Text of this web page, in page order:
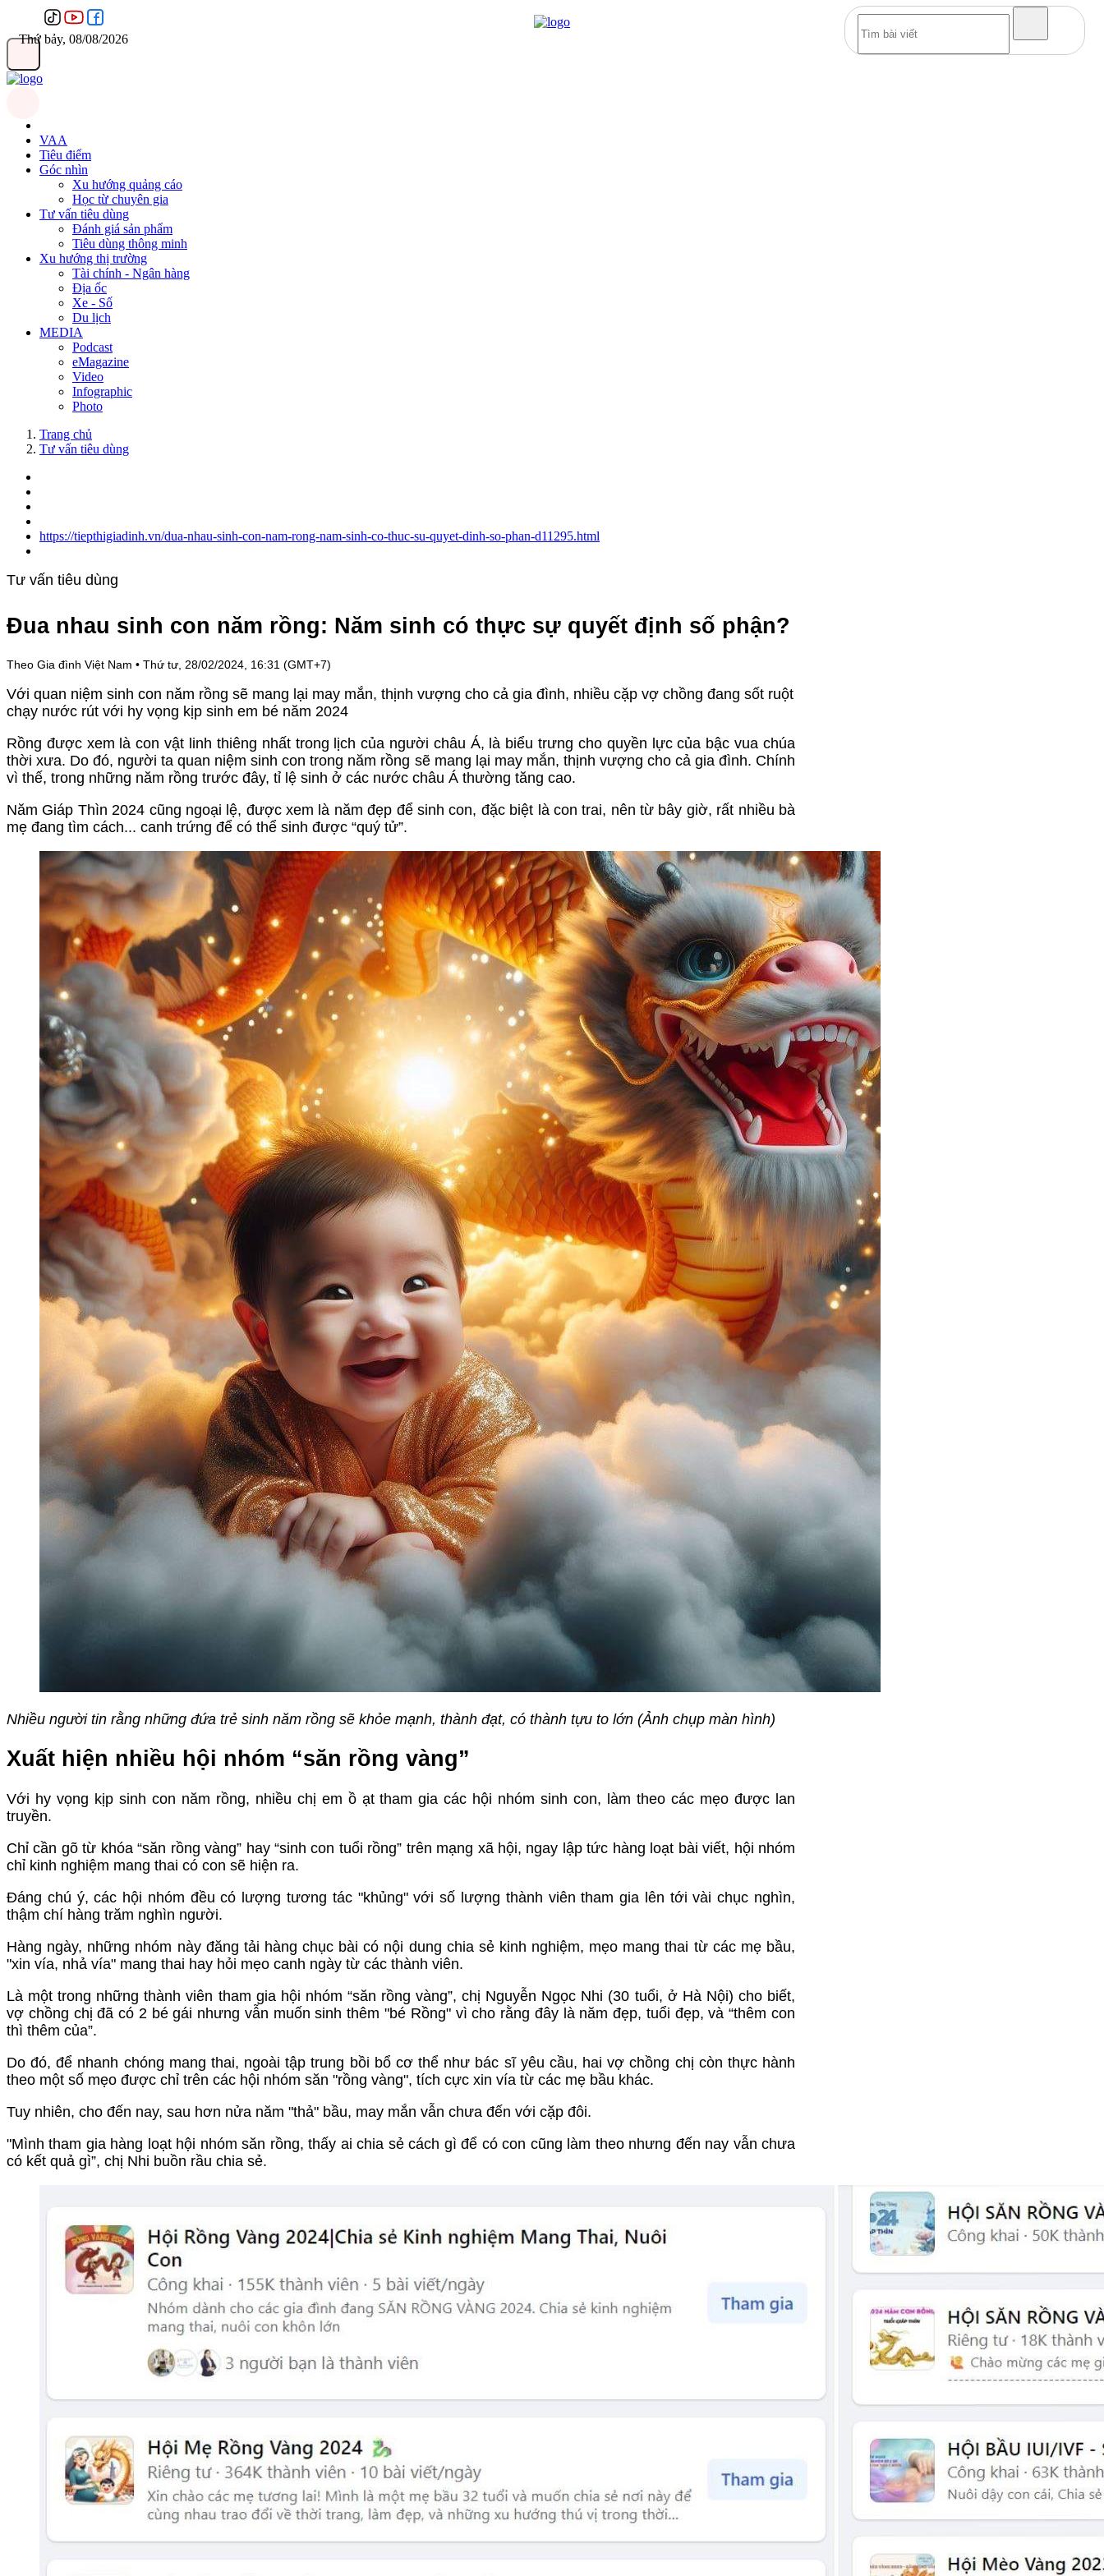
Thứ bảy, 08/08/2026
VAA
Tiêu điểm
Góc nhìn
Xu hướng quảng cáo
Học từ chuyên gia
Tư vấn tiêu dùng
Đánh giá sản phẩm
Tiêu dùng thông minh
Xu hướng thị trường
Tài chính - Ngân hàng
Địa ốc
Xe - Số
Du lịch
MEDIA
Podcast
eMagazine
Video
Infographic
Photo
Trang chủ
Tư vấn tiêu dùng
https://tiepthigiadinh.vn/dua-nhau-sinh-con-nam-rong-nam-sinh-co-thuc-su-quyet-dinh-so-phan-d11295.html
Tư vấn tiêu dùng
Đua nhau sinh con năm rồng: Năm sinh có thực sự quyết định số phận?
Theo Gia đình Việt Nam • Thứ tư, 28/02/2024, 16:31 (GMT+7)
Với quan niệm sinh con năm rồng sẽ mang lại may mắn, thịnh vượng cho cả gia đình, nhiều cặp vợ chồng đang sốt ruột
chạy nước rút với hy vọng kịp sinh em bé năm 2024
Rồng được xem là con vật linh thiêng nhất trong lịch của người châu Á, là biểu trưng cho quyền lực của bậc vua chúa
thời xưa. Do đó, người ta quan niệm sinh con trong năm rồng sẽ mang lại may mắn, thịnh vượng cho cả gia đình. Chính
vì thế, trong những năm rồng trước đây, tỉ lệ sinh ở các nước châu Á thường tăng cao.
Năm Giáp Thìn 2024 cũng ngoại lệ, được xem là năm đẹp để sinh con, đặc biệt là con trai, nên từ bây giờ, rất nhiều bà
mẹ đang tìm cách... canh trứng để có thể sinh được “quý tử”.
Nhiều người tin rằng những đứa trẻ sinh năm rồng sẽ khỏe mạnh, thành đạt, có thành tựu to lớn (Ảnh chụp màn hình)
Xuất hiện nhiều hội nhóm “săn rồng vàng”
Với hy vọng kịp sinh con năm rồng, nhiều chị em ồ ạt tham gia các hội nhóm sinh con, làm theo các mẹo được lan
truyền.
Chỉ cần gõ từ khóa “săn rồng vàng” hay “sinh con tuổi rồng” trên mạng xã hội, ngay lập tức hàng loạt bài viết, hội nhóm
chỉ kinh nghiệm mang thai có con sẽ hiện ra.
Đáng chú ý, các hội nhóm đều có lượng tương tác "khủng" với số lượng thành viên tham gia lên tới vài chục nghìn,
thậm chí hàng trăm nghìn người.
Hàng ngày, những nhóm này đăng tải hàng chục bài có nội dung chia sẻ kinh nghiệm, mẹo mang thai từ các mẹ bầu,
"xin vía, nhả vía" mang thai hay hỏi mẹo canh ngày từ các thành viên.
Là một trong những thành viên tham gia hội nhóm “săn rồng vàng”, chị Nguyễn Ngọc Nhi (30 tuổi, ở Hà Nội) cho biết,
vợ chồng chị đã có 2 bé gái nhưng vẫn muốn sinh thêm "bé Rồng" vì cho rằng đây là năm đẹp, tuổi đẹp, và “thêm con
thì thêm của”.
Do đó, để nhanh chóng mang thai, ngoài tập trung bồi bổ cơ thể như bác sĩ yêu cầu, hai vợ chồng chị còn thực hành
theo một số mẹo được chỉ trên các hội nhóm săn "rồng vàng", tích cực xin vía từ các mẹ bầu khác.
Tuy nhiên, cho đến nay, sau hơn nửa năm "thả" bầu, may mắn vẫn chưa đến với cặp đôi.
"Mình tham gia hàng loạt hội nhóm săn rồng, thấy ai chia sẻ cách gì để có con cũng làm theo nhưng đến nay vẫn chưa
có kết quả gì”, chị Nhi buồn rầu chia sẻ.